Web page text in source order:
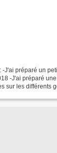
-J'ai préparé un
-J'ai préparé
sur les différents